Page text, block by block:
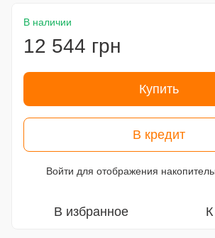
В наличии
12 544 грн
Купить
В кредит
Войти для отображения
В избранное